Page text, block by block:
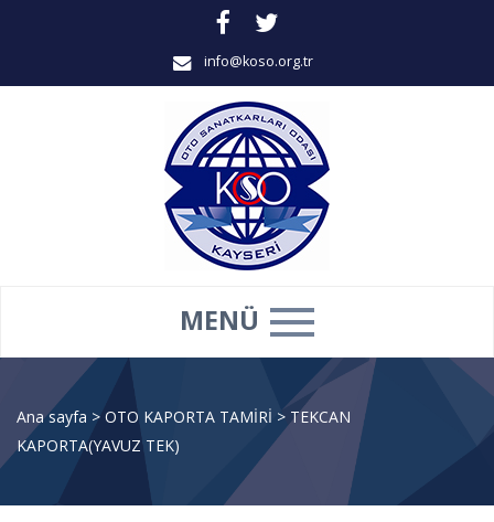
info@koso.org.tr
MENÜ
Ana sayfa > OTO KAPORTA TAMİRİ > TEKCAN
KAPORTA(YAVUZ TEK)